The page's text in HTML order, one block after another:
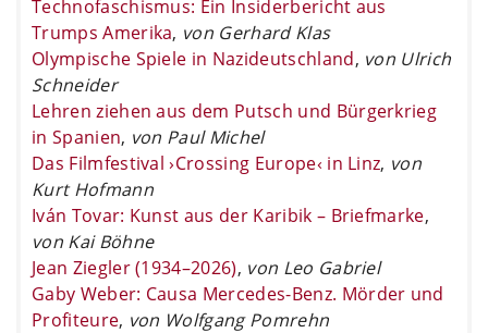
Technofaschismus: Ein Insiderbericht aus
Trumps Amerika, von Gerhard Klas
Olympische Spiele in Nazideutschland, von Ulrich
Schneider
Lehren ziehen aus dem Putsch und Bürgerkrieg
in Spanien, von Paul Michel
Das Filmfestival ›Crossing Europe‹ in Linz, von
Kurt Hofmann
Iván Tovar: Kunst aus der Karibik – Briefmarke,
von Kai Böhne
Jean Ziegler (1934–2026), von Leo Gabriel
Gaby Weber: Causa Mercedes-Benz. Mörder und
Profiteure, von Wolfgang Pomrehn